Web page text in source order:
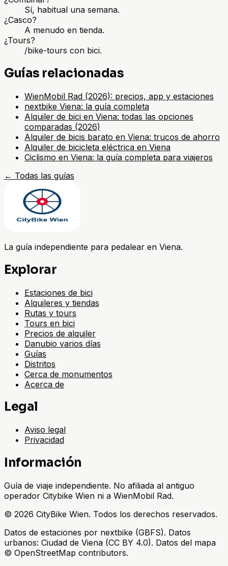
Sí, habitual una semana.
¿Casco?
A menudo en tienda.
¿Tours?
/bike-tours con bici.
Guías relacionadas
WienMobil Rad (2026): precios, app y estaciones
nextbike Viena: la guía completa
Alquiler de bici en Viena: todas las opciones
comparadas (2026)
Alquiler de bicis barato en Viena: trucos de ahorro
Alquiler de bicicleta eléctrica en Viena
Ciclismo en Viena: la guía completa para viajeros
← Todas las guías
La guía independiente para pedalear en Viena.
Explorar
Estaciones de bici
Alquileres y tiendas
Rutas y tours
Tours en bici
Precios de alquiler
Danubio varios días
Guías
Distritos
Cerca de monumentos
Acerca de
Legal
Aviso legal
Privacidad
Información
Guía de viaje independiente. No afiliada al antiguo
operador Citybike Wien ni a WienMobil Rad.
© 2026 CityBike Wien. Todos los derechos reservados.
Datos de estaciones por nextbike (GBFS). Datos
urbanos: Ciudad de Viena (CC BY 4.0). Datos del mapa
© OpenStreetMap contributors.